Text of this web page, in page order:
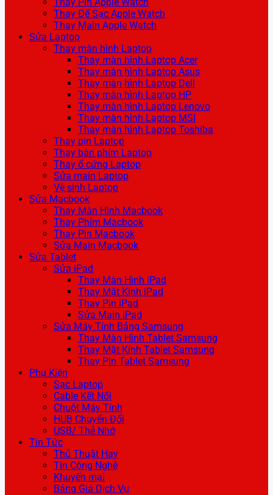
Thay Đế Sạc Apple Watch
Thay Main Apple Watch
Sửa Laptop
Thay màn hình Laptop
Thay màn hình Laptop Acer
Thay màn hình Laptop Asus
Thay màn hình Laptop Dell
Thay màn hình Laptop HP
Thay màn hình Laptop Lenovo
Thay màn hình Laptop MSI
Thay màn hình Laptop Toshiba
Thay pin Laptop
Thay bàn phím Laptop
Thay ổ cứng Laptop
Sửa main Laptop
Vệ sinh Laptop
Sửa Macbook
Thay Màn Hình Macbook
Thay Phím Macbook
Thay Pin Macbook
Sửa Main Macbook
Sửa Tablet
Sửa iPad
Thay Màn Hình iPad
Thay Mặt Kính iPad
Thay Pin iPad
Sửa Main iPad
Sửa Máy Tính Bảng Samsung
Thay Màn Hình Tablet Samsung
Thay Mặt Kính Tablet Samsung
Thay Pin Tablet Samsung
Phụ Kiện
Sạc Laptop
Cable Kết Nối
Chuột Máy Tính
HUB Chuyển Đổi
USB/ Thẻ Nhớ
Tin Tức
Thủ Thuật Hay
Tin Công Nghệ
Khuyến mại
Bảng Giá Dịch Vụ